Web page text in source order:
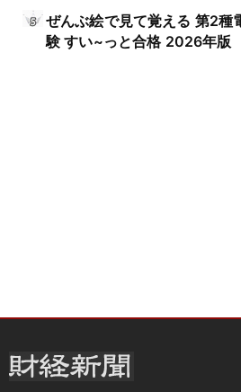
ぜんぶ絵で見て覚える 第2種
験 すい~っと合格 2026年版